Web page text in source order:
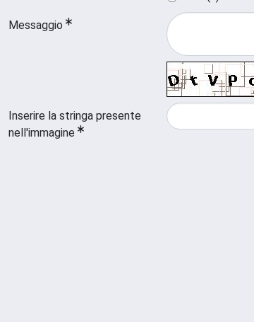
Messaggio
Inserire la stringa presente
nell'immagine